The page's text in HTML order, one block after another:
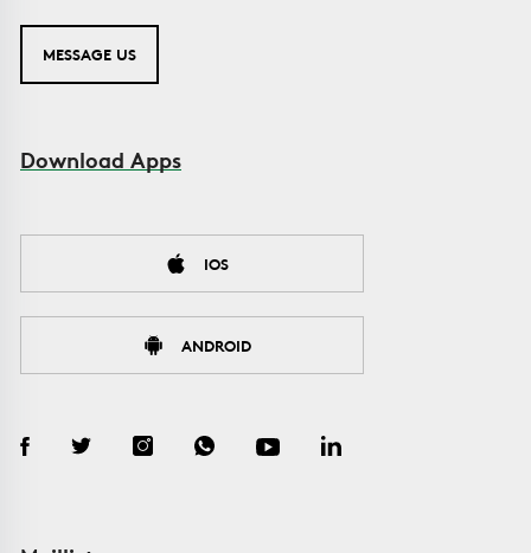
MESSAGE US
Download Apps
IOS
ANDROID